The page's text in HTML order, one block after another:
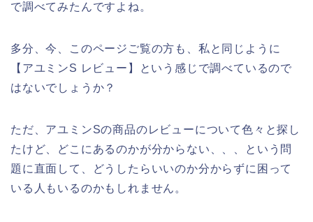
で調べてみたんですよね。
多分、今、このページご覧の方も、私と同じように
【アユミンS レビュー】という感じで調べているので
はないでしょうか？
ただ、アユミンSの商品のレビューについて色々と探し
たけど、どこにあるのかが分からない、、、という問
題に直面して、どうしたらいいのか分からずに困って
いる人もいるのかもしれません。